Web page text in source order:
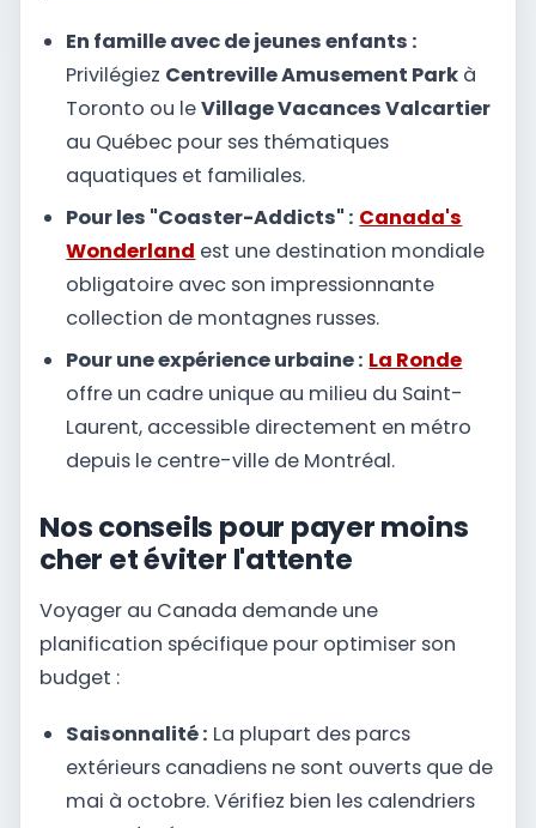
En famille avec de jeunes enfants :
Privilégiez Centreville Amusement Park à
Toronto ou leVillage Vacances Valcartier
au Québec pour ses thématiques
aquatiques et familiales.
Pour les "Coaster-Addicts" : Canada's
Wonderland est une destination mondiale
obligatoire avec son impressionnante
collection de montagnes russes.
Pour une expérience urbaine : La Ronde
offre un cadre unique au milieu du Saint-
Laurent, accessible directement en métro
depuis le centre-ville de Montréal.
Nos conseils pour payer moins
cher et éviter l'attente
Voyager au Canada demande une
planification spécifique pour optimiser son
budget :
Saisonnalité : La plupart des parcs
extérieurs canadiens ne sont ouverts que de
mai à octobre. Vérifiez bien les calendriers